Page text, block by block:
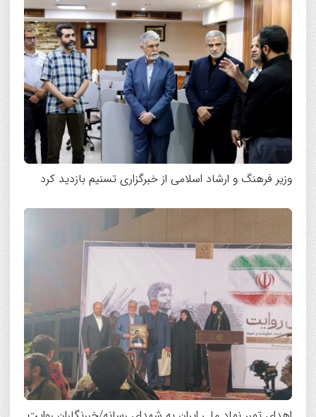
وزیر فرهنگ و ارشاد اسلامی از خبرگزاری تسنیم بازدید کرد